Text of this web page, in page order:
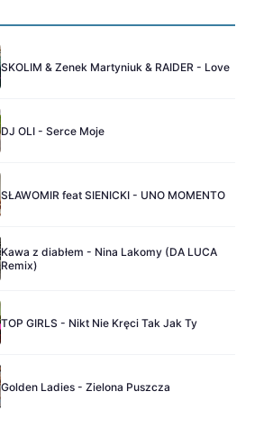
SKOLIM & Zenek Martyniuk & RAIDER - Love
DJ OLI - Serce Moje
SŁAWOMIR feat SIENICKI - UNO MOMENTO
Kawa z diabłem - Nina Lakomy (DA LUCA
Remix)
TOP GIRLS - Nikt Nie Kręci Tak Jak Ty
Golden Ladies - Zielona Puszcza